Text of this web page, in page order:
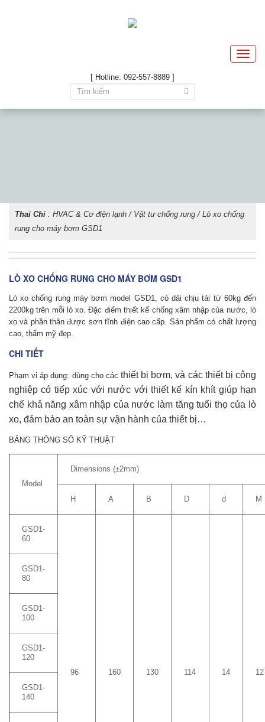
Toggle
[ Hotline: 092-557-8889 ]
Thai Chi : HVAC & Cơ điện lạnh / Vật tư chống rung / Lò xo chống
rung cho máy bơm GSD1
LÒ XO CHỐNG RUNG CHO MÁY BƠM GSD1
Lò xochống rung máy bơm model GSD1, có dải chịu tải từ 60kg đến
2200kg trên mỗi lò xo. Đặc điểm thiết kế chống xâm nhập của nước, lò
xo và phần thân được sơn tĩnh điện cao cấp. Sản phẩm có chất lượng
cao, thẩm mỹ đẹp.
CHI TIẾT
Phạm vi áp dụng: dùng cho các thiết bị bơm, và các thiết bị công
nghiệp có tiếp xúc với nước với thiết kế kín khít giúp hạn
chế khả năng xâm nhập của nước làm tăng tuổi thọ của lò
xo, đảm bảo an toàn sự vận hành của thiết bị…
BẢNG THÔNG SỐ KỸ THUẬT
Model
Dimensions (±2mm)
H A B D d M
GSD1-
60
96 160 130 114 14 12
GSD1-
80
GSD1-
100
GSD1-
120
GSD1-
140